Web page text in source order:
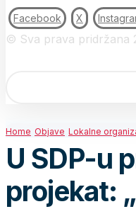
Facebook X
© Sva prava pridržana
Home Objave Lokalne
U SDP-u
projekat: